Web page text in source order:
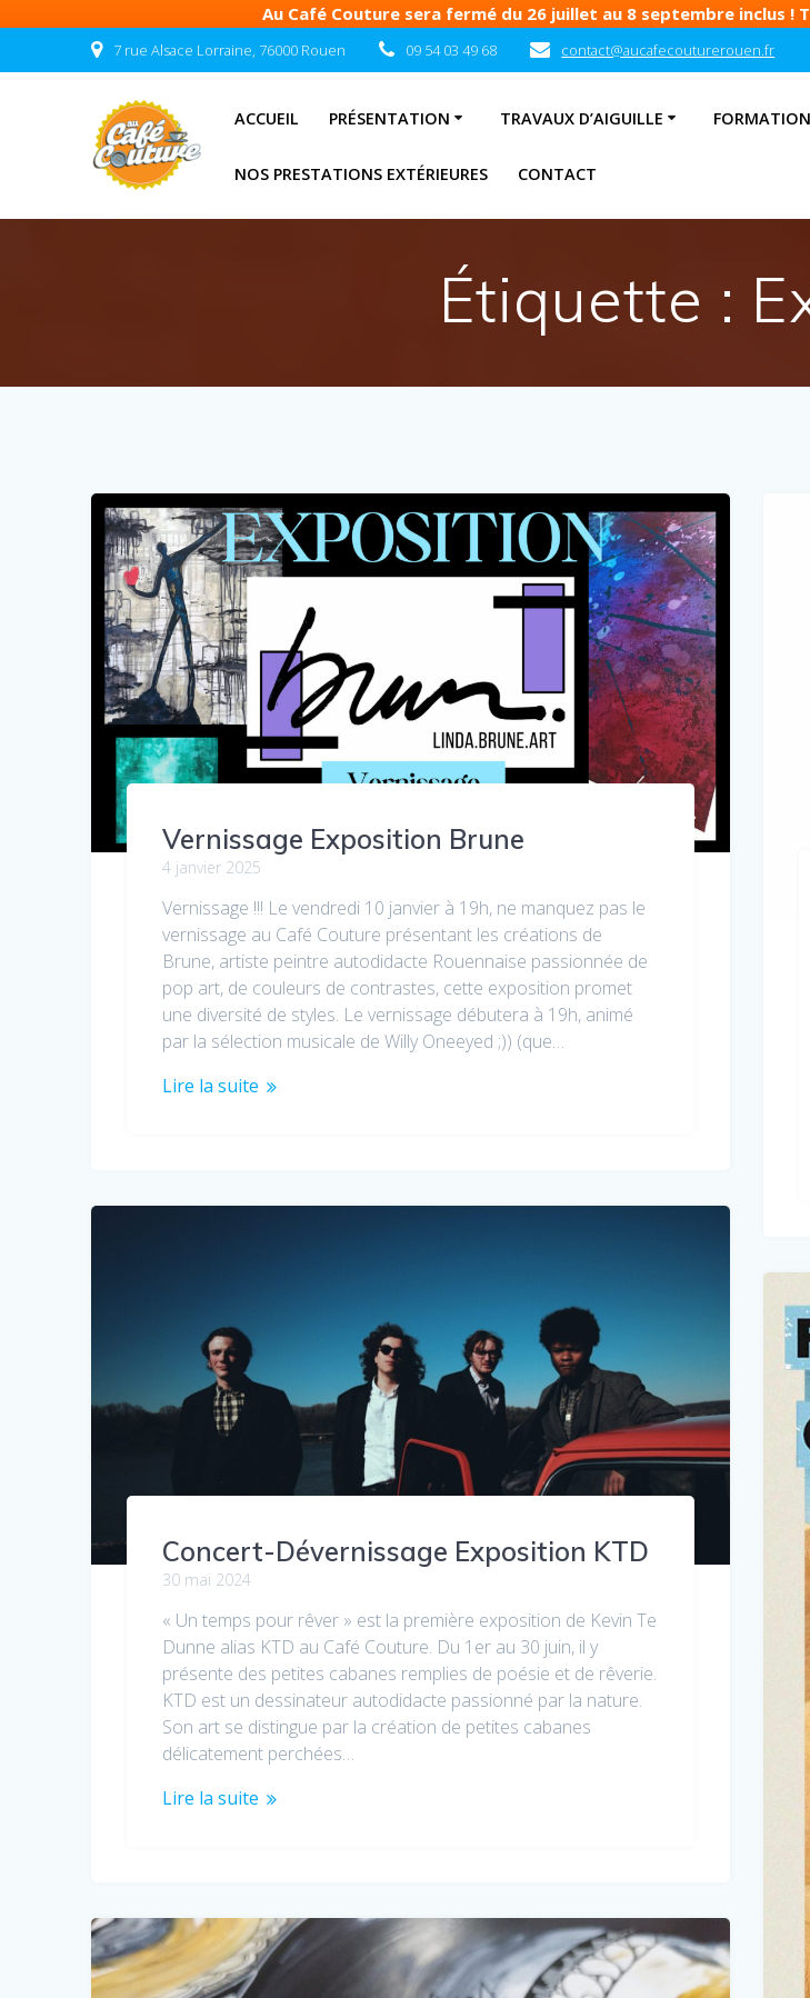
Au Café Couture sera fermé du 26 juillet au 8 septembre inclus
au
7 rue Alsace Lorraine, 76000 Rouen 09 54 03 49 68 contact@aucafecouturerouen.fr
ACCUEIL PRÉSENTATION TRAVAUX D’AIGUILLE
NOS PRESTATIONS EXTÉRIEURES CONTACT
Étiquette :
Vernissage Exposition Brune
4 janvier 2025
Vernissage !!! Le vendredi 10 janvier à 19h, ne manquez pas le
vernissage au Café Couture présentant les créations de
Brune, artiste peintre autodidacte Rouennaise passionnée de
pop art, de couleurs de contrastes, cette exposition promet
une diversité de styles. Le vernissage débutera à 19h, animé
par la sélection musicale de Willy Oneeyed ;)) (que…
Lire la suite
Concert-Dévernissage Exposition KTD
30 mai 2024
« Un temps pour rêver » est la première exposition de Kevin Te
Dunne alias KTD au Café Couture. Du 1er au 30 juin, il y
présente des petites cabanes remplies de poésie et de rêverie.
KTD est un dessinateur autodidacte passionné par la nature.
Son art se distingue par la création de petites cabanes
délicatement perchées…
Lire la suite